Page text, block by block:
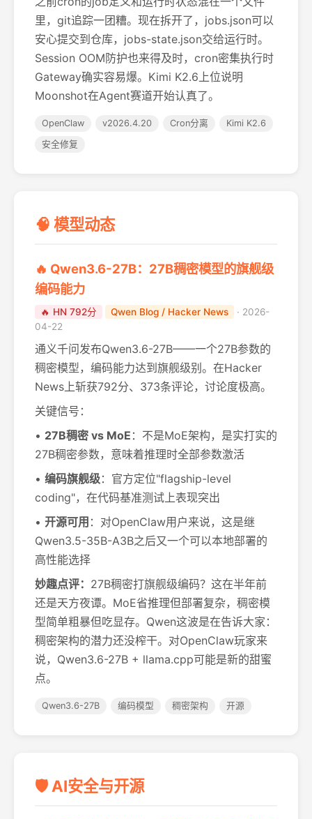
里，git追踪一团糟。现在拆开了，jobs.json可以
安心提交到仓库，jobs-state.json交给运行时。
Session OOM防护也来得及时，cron密集执行时
Gateway确实容易爆。Kimi K2.6上位说明
Moonshot在Agent赛道开始认真了。
OpenClaw v2026.4.20 Cron分离
Kimi K2.6
安全修复
🧠 模型动态
🔥 Qwen3.6-27B：27B稠密模型的旗舰级
编码能力
🔥 HN 792分 Qwen Blog / Hacker News
· 2026-
04-22
通义千问发布Qwen3.6-27B——一个27B参数的
稠密模型，编码能力达到旗舰级别。在Hacker
News上斩获792分、373条评论，讨论度极高。
关键信号：
• 27B稠密 vs MoE ：不是MoE架构，是实打实的
27B稠密参数，意味着推理时全部参数激活
• 编码旗舰级：官方定位"flagship-level
coding"，在代码基准测试上表现突出
• 开源可用 ：对OpenClaw用户来说，这是继
Qwen3.5-35B-A3B之后又一个可以本地部署的
高性能选择
妙趣点评： 27B稠密打旗舰级编码？这在半年前
还是天方夜谭。MoE省推理但部署复杂，稠密模
型简单粗暴但吃显存。Qwen这波是在告诉大家：
稠密架构的潜力还没榨干。对OpenClaw玩家来
说，Qwen3.6-27B + llama.cpp可能是新的甜蜜
点。
Qwen3.6-27B 编码模型 稠密架构 开源
🛡️ AI安全与开源